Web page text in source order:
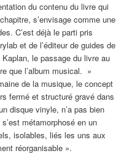
du contenu du livre qui
s’envisage comme une
C’est déjà le parti pris
et de l’éditeur de guides de
le passage du livre au
que l’album musical. »
de la musique, le concept
fermé et structuré gravé dans
disque vinyle, n’a pas bien
métamorphosé en un
isolables, liés les uns aux
réorganisable ».